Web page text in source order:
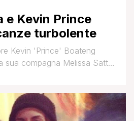
e Kevin Prince
turbolente
Kevin 'Prince' Boateng
sua compagna Melissa Satta
ma ha goduto comunque
parenti, che sono andati a